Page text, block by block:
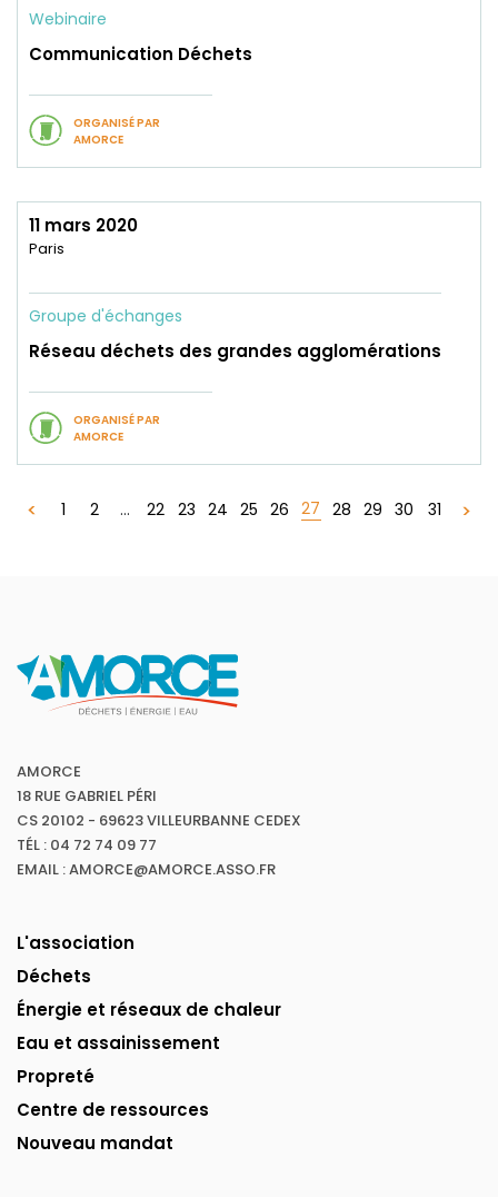
Webinaire
Communication Déchets
ORGANISÉ PAR
AMORCE
11 mars 2020
Paris
Groupe d'échanges
Réseau déchets des grandes agglomérations
ORGANISÉ PAR
AMORCE
1 2 ... 22 23 24 25 26 27 28 29 30 31
AMORCE
18 RUE GABRIEL PÉRI
CS 20102 - 69623 VILLEURBANNE CEDEX
TÉL : 04 72 74 09 77
EMAIL : AMORCE@AMORCE.ASSO.FR
L'association
Déchets
Énergie et réseaux de chaleur
Eau et assainissement
Propreté
Centre de ressources
Nouveau mandat